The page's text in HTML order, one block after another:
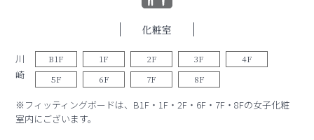
化粧室
川
崎
B1F 1F 2F 3F
4F
5F
6F 7F 8F
※フィッティングボードは、B1F・1F・2F・6F・7F・8Fの女子化粧
室内にございます。